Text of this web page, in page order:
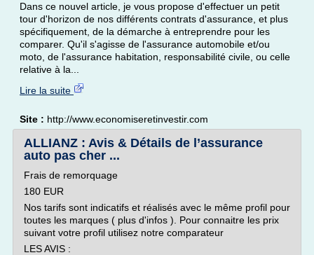
Dans ce nouvel article, je vous propose d'effectuer un petit
tour d'horizon de nos différents contrats d'assurance, et plus
spécifiquement, de la démarche à entreprendre pour les
comparer. Qu'il s'agisse de l'assurance automobile et/ou
moto, de l'assurance habitation, responsabilité civile, ou celle
relative à la...
Lire la suite
Site : http://www.economiseretinvestir.com
ALLIANZ : Avis & Détails de l’assurance
auto pas cher ...
Frais de remorquage
180 EUR
Nos tarifs sont indicatifs et réalisés avec le même profil pour
toutes les marques ( plus d'infos ). Pour connaitre les prix
suivant votre profil utilisez notre comparateur
LES AVIS :